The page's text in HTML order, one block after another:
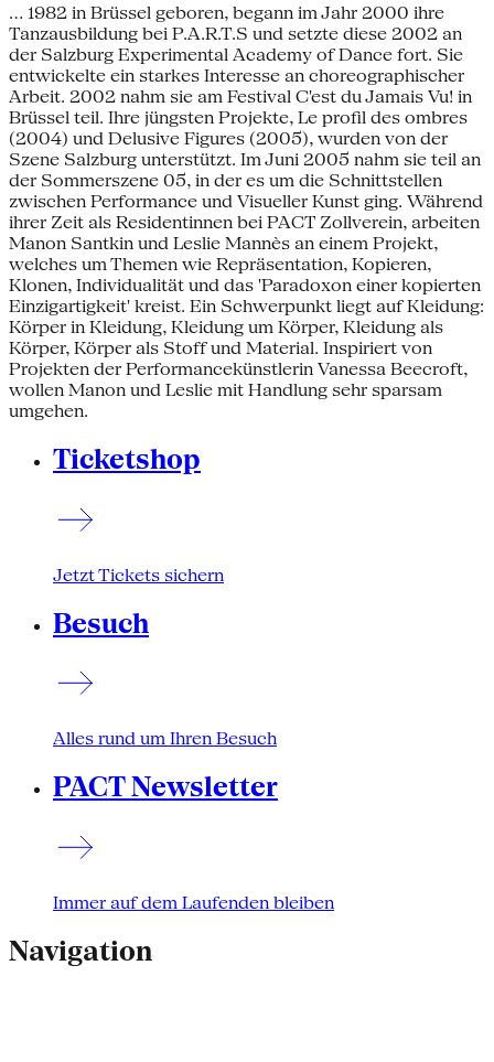
... 1982 in Brüssel geboren, begann im Jahr 2000 ihre
Tanzausbildung bei P.A.R.T.S und setzte diese 2002 an
der Salzburg Experimental Academy of Dance fort. Sie
entwickelte ein starkes Interesse an choreographischer
Arbeit. 2002 nahm sie am Festival C'est du Jamais Vu! in
Brüssel teil. Ihre jüngsten Projekte, Le profil des ombres
(2004) und Delusive Figures (2005), wurden von der
Szene Salzburg unterstützt. Im Juni 2005 nahm sie teil an
der Sommerszene 05, in der es um die Schnittstellen
zwischen Performance und Visueller Kunst ging. Während
ihrer Zeit als Residentinnen bei PACT Zollverein, arbeiten
Manon Santkin und Leslie Mannès an einem Projekt,
welches um Themen wie Repräsentation, Kopieren,
Klonen, Individualität und das 'Paradoxon einer kopierten
Einzigartigkeit' kreist. Ein Schwerpunkt liegt auf Kleidung:
Körper in Kleidung, Kleidung um Körper, Kleidung als
Körper, Körper als Stoff und Material. Inspiriert von
Projekten der Performancekünstlerin Vanessa Beecroft,
wollen Manon und Leslie mit Handlung sehr sparsam
umgehen.
Ticketshop
Jetzt Tickets sichern
Besuch
Alles rund um Ihren Besuch
PACT Newsletter
Immer auf dem Laufenden bleiben
Navigation